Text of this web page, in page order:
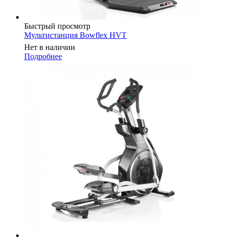
Быстрый просмотр
Мультистанция Bowflex HVT
Нет в наличии
Подробнее